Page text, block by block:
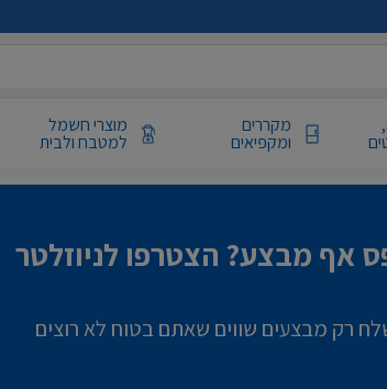
מקררים
ומקפיאים
מוצרי חשמל
למטבח ולבית
אף מבצע? הצטרפו לניוזלטר
רק מבצעים שווים שאתם בטוח לא רוצים